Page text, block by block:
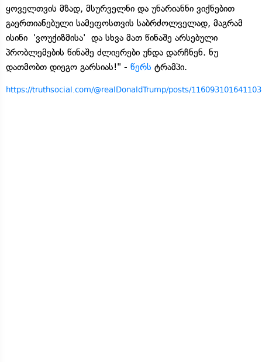
ყოველთვის მზად, მსურველნი და უნარიანნი ვიქნებით
გაერთიანებული სამეფოსთვის საბრძოლველად, მაგრამ
ისინი 'ვოუქიზმისა' და სხვა მათ წინაშე არსებული
პრობლემების წინაშე ძლიერები უნდა დარჩნენ. ნუ
დათმობთ დიეგო გარსიას!" - წერს ტრამპი.
https://truthsocial.com/@realDonaldTrump/posts/